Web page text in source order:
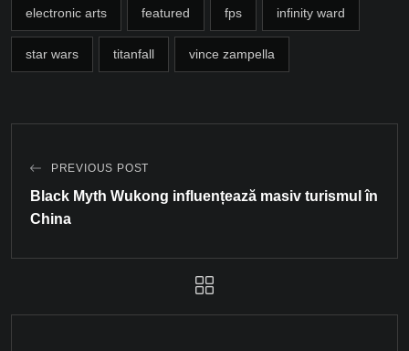
electronic arts featured fps infinity ward
star wars titanfall vince zampella
PREVIOUS POST
Black Myth Wukong influențează masiv turismul în
China